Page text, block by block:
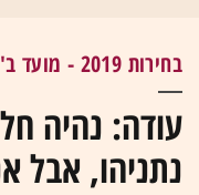
בחירות 2019 - מועד ב'
עודה: נהיה
נתניהו, אבל